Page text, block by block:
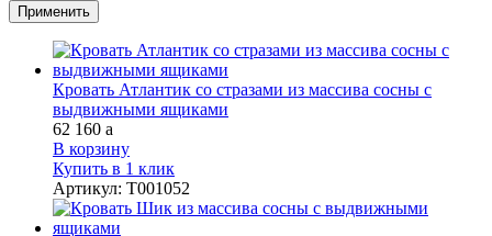
Кровать Атлантик со стразами из массива сосны с
выдвижными ящиками
62 160 a
В корзину
Купить в 1 клик
Артикул: Т001052